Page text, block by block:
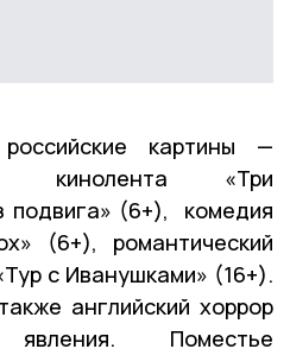
картины —
кинолента «Три
подвига» (6+), комедия
(6+), романтический
с Иванушками» (16+).
английский хоррор
явления. Поместье